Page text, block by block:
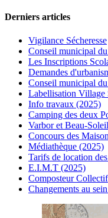
Derniers articles
Vigilance Sécheresse
Conseil municipal
Les Inscriptions
Demandes
Conseil municipal
Labellisation Village
Info travaux (2025)
Camping des deux
Varbor et Beau-Soleil
Concours des
Médiathèque (2025)
Tarifs de location
E.I.M.T (2025)
Composteur Collectif
Changements au